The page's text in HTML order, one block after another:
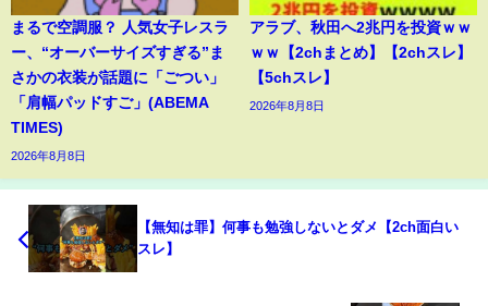
まるで空調服？ 人気女子レスラ
ー、“オーバーサイズすぎる”ま
さかの衣装が話題に「ごつい」
「肩幅パッドすご」(ABEMA
TIMES)
2026年8月8日
アラブ、秋田へ2兆円を投資ｗｗ
ｗｗ【2chまとめ】【2chスレ】
【5chスレ】
2026年8月8日
【無知は罪】何事も勉強しないとダメ【2ch面白い
スレ】